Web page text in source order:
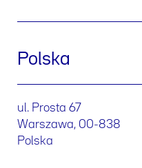
Polska
ul. Prosta 67
Warszawa, 00-838
Polska